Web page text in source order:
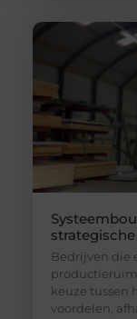
Bedrijven die
keuze tussen
voordelen,